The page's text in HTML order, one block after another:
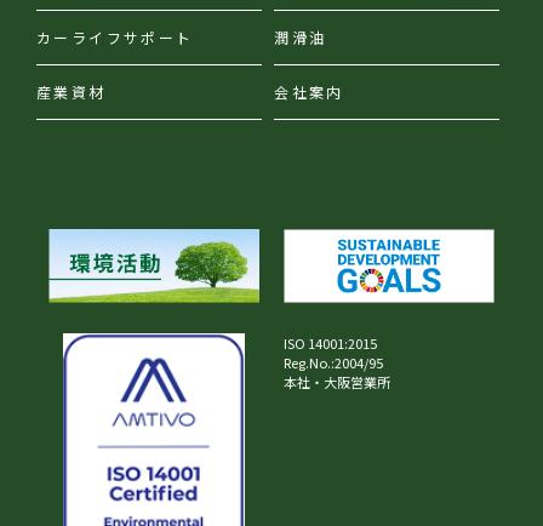
カーライフサポート 潤滑油
産業資材 会社案内
ISO 14001:2015
Reg.No.:2004/95
本社・大阪営業所